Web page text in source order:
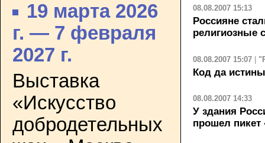
19 марта 2026
г. — 7 февраля
2027 г.
Выставка
«Искусство
добродетельных
08.08.2007 15:13
Россияне
религиозные
08.08.2007 15:07 |
Код да истины
08.08.2007 14:33
У здания
прошел пикет